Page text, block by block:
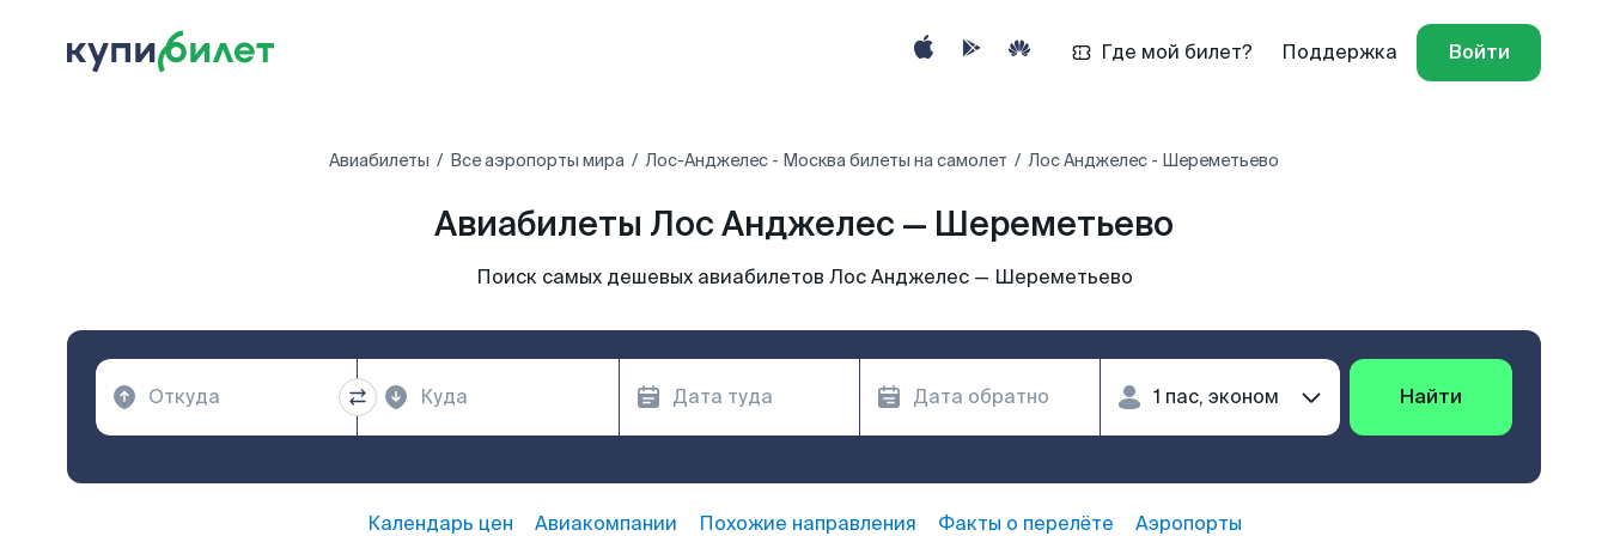
Где мой билет? Поддержка Войти
Авиабилеты Все аэропорты мира Лос-Анджелес - Москва билеты на самолет Лос Анджелес - Шереметьево
Авиабилеты Лос Анджелес — Шереметьево
Поиск самых дешевых авиабилетов Лос Анджелес — Шереметьево
Найти
Календарь цен Авиакомпании Похожие направления Факты о перелёте Аэропорты